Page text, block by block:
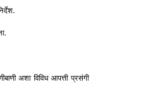
अशा विविध आपत्ती प्रसंगी